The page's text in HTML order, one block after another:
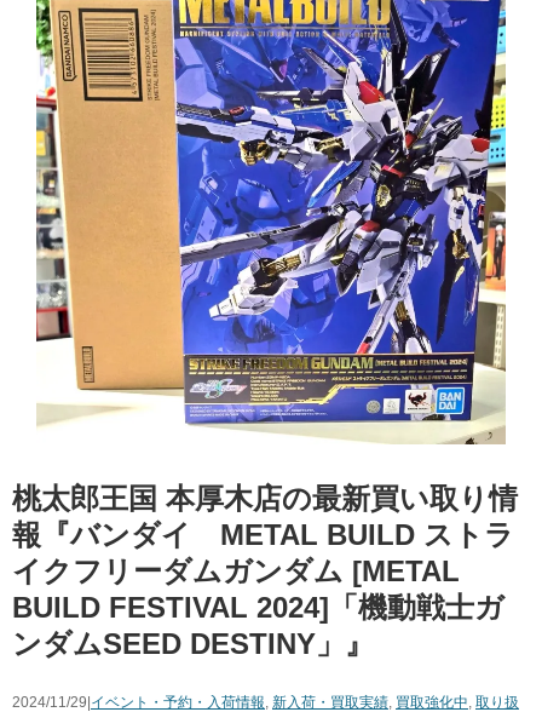
桃太郎王国 本厚木店の最新買い取り情
報『バンダイ METAL BUILD ストラ
イクフリーダムガンダム [METAL
BUILD FESTIVAL 2024]「機動戦士ガ
ンダムSEED DESTINY」』
2024/11/29| イベント・予約・入荷情報, 新入荷・買取実績, 買取強化中, 取り扱